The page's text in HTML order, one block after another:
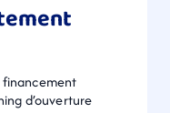
financement
d’ouverture